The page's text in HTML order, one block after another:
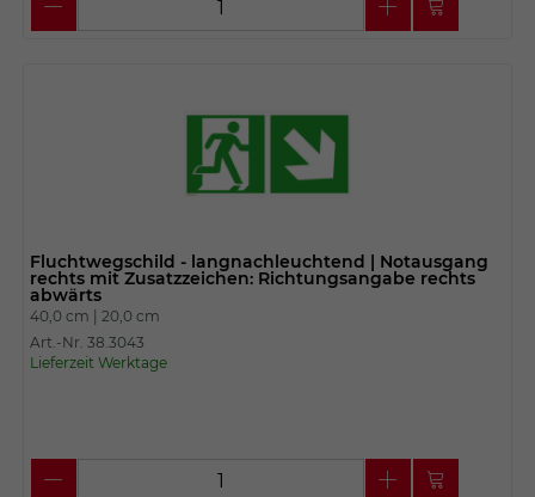
Fluchtwegschild - langnachleuchtend | Notausgang
rechts mit Zusatzzeichen: Richtungsangabe rechts
abwärts
40,0 cm | 20,0 cm
Art.-Nr. 38.3043
Lieferzeit Werktage